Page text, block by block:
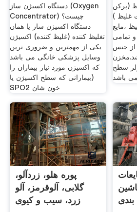
دستگاه اکسیژن ساز (Oxygen
Concentrator) چیست؟
دستگاه اکسیژن ساز یا همان
تغلیظ کننده (غلیظ کننده) اکسیژن
یکی از مهمترین و ضروری ترین
وسایل پزشکی خانگی می باشد
که اکسیژن مورد نیاز بیماران را
(بیمارانی که سطح اکسیژن یا
SPO2 خون شان
(پرکن
غلیظ )
،مایع
و تمامی
از جنس
سطح
پوره هلو، زردآلو،
گلابی، آلوقرمز، آلو
زرد، سیب و کیوی